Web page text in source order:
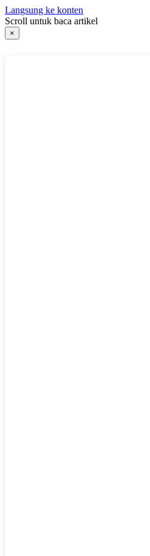
Langsung ke konten
Scroll untuk baca artikel
×